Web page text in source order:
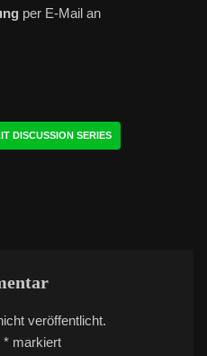
per E-Mail an
DISCUSSION SERIES
veröffentlicht.
* markiert